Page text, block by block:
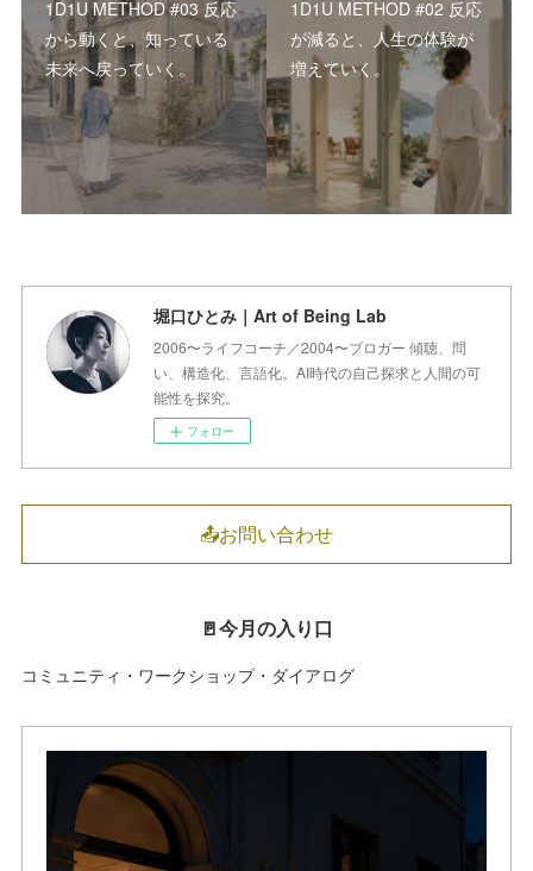
1D1U METHOD #03 反応
から動くと、知っている
未来へ戻っていく。
1D1U METHOD #02 反応
が減ると、人生の体験が
増えていく。
堀口ひとみ｜Art of Being Lab
2006〜ライフコーチ／2004〜ブロガー 傾聴、問
い、構造化、言語化。AI時代の自己探求と人間の可
能性を探究。
フォロー
📤お問い合わせ
🚪今月の入り口
コミュニティ・ワークショップ・ダイアログ